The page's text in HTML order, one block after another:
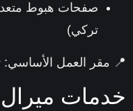
صفحات هبوط متعددة
تركي)
مقر العمل الأساسي:
ميرال